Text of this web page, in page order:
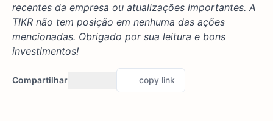
recentes da empresa ou atualizações importantes. A
TIKR não tem posição em nenhuma das ações
mencionadas. Obrigado por sua leitura e bons
investimentos!
Compartilhar copy link